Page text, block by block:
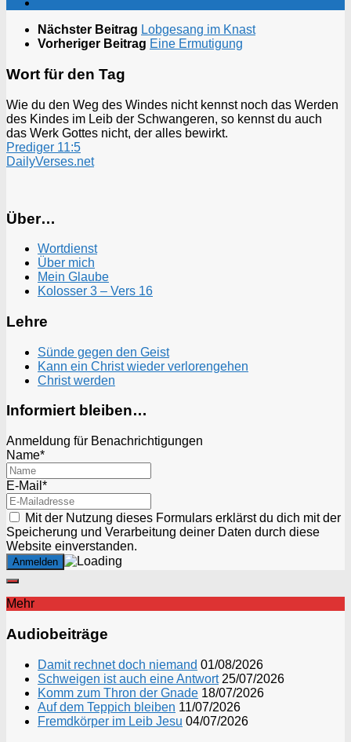
Nächster Beitrag Lobgesang im Knast
Vorheriger Beitrag Eine Ermutigung
Wort für den Tag
Wie du den Weg des Windes nicht kennst noch das Werden
des Kindes im Leib der Schwangeren, so kennst du auch
das Werk Gottes nicht, der alles bewirkt.
Prediger 11:5
DailyVerses.net
Über…
Wortdienst
Über mich
Mein Glaube
Kolosser 3 – Vers 16
Lehre
Sünde gegen den Geist
Kann ein Christ wieder verlorengehen
Christ werden
Informiert bleiben…
Anmeldung für Benachrichtigungen
Name*
E-Mail*
Mit der Nutzung dieses Formulars erklärst du dich mit der
Speicherung und Verarbeitung deiner Daten durch diese
Website einverstanden.
Mehr
Audiobeiträge
Damit rechnet doch niemand 01/08/2026
Schweigen ist auch eine Antwort 25/07/2026
Komm zum Thron der Gnade 18/07/2026
Auf dem Teppich bleiben 11/07/2026
Fremdkörper im Leib Jesu 04/07/2026